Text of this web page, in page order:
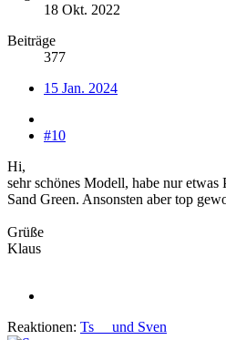
18 Okt. 2022
Beiträge
377
15 Jan. 2024
#10
Hi,
sehr schönes Modell, habe nur etwas
Sand Green. Ansonsten aber top
Grüße
Klaus
Reaktionen: Ts__ und Sven